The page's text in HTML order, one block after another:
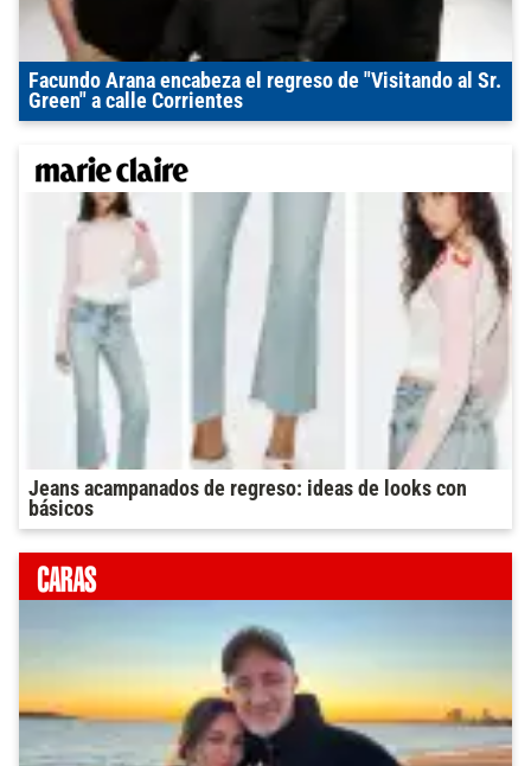
Facundo Arana encabeza el regreso de "Visitando al Sr.
Green" a calle Corrientes
Jeans acampanados de regreso: ideas de looks con
básicos